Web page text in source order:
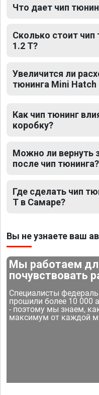
Что дает чип
Сколько стоит чип
1.2 T?
Увеличится ли
тюнинга Mini Hatch
Как чип тюнинг
коробку?
Можно ли вернуть
после чип тюнинга?
Где сделать чип
T в Самаре?
Вы не узнаете ваш
Мы работаем
почувствовать
Специалисты
прошили более 10 000
- поэтому мы знаем,
максимум от каждой